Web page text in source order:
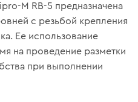
M RB-5 предназначена
с резьбой крепления
Ее использование
на проведение разметки
при выполнении